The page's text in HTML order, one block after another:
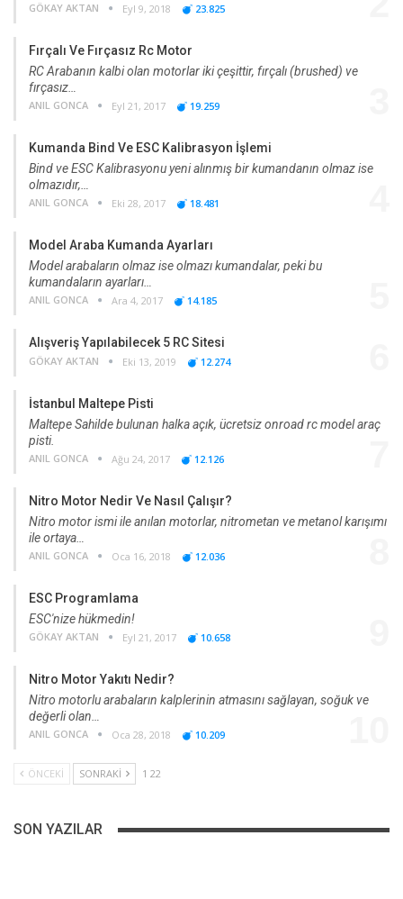
GÖKAY AKTAN Eyl 9, 2018 23.825
Fırçalı Ve Fırçasız Rc Motor
RC Arabanın kalbi olan motorlar iki çeşittir, fırçalı (brushed) ve
fırçasız…
ANIL GONCA Eyl 21, 2017 19.259
Kumanda Bind Ve ESC Kalibrasyon İşlemi
Bind ve ESC Kalibrasyonu yeni alınmış bir kumandanın olmaz ise
olmazıdır,…
ANIL GONCA Eki 28, 2017 18.481
Model Araba Kumanda Ayarları
Model arabaların olmaz ise olmazı kumandalar, peki bu
kumandaların ayarları…
ANIL GONCA Ara 4, 2017 14.185
Alışveriş Yapılabilecek 5 RC Sitesi
GÖKAY AKTAN Eki 13, 2019 12.274
İstanbul Maltepe Pisti
Maltepe Sahilde bulunan halka açık, ücretsiz onroad rc model araç
pisti.
ANIL GONCA Ağu 24, 2017 12.126
Nitro Motor Nedir Ve Nasıl Çalışır?
Nitro motor ismi ile anılan motorlar, nitrometan ve metanol karışımı
ile ortaya…
ANIL GONCA Oca 16, 2018 12.036
ESC Programlama
ESC'nize hükmedin!
GÖKAY AKTAN Eyl 21, 2017 10.658
Nitro Motor Yakıtı Nedir?
Nitro motorlu arabaların kalplerinin atmasını sağlayan, soğuk ve
değerli olan…
ANIL GONCA Oca 28, 2018 10.209
ÖNCEKI SONRAKI 1 22
SON YAZILAR